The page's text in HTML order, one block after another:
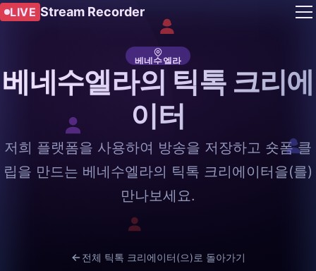
LIVE Stream Recorder
베네수엘라
베네수엘라의 틱톡 크리에
이터
저희 플랫폼을 사용하여 방송을 저장하고 숏폼 클
립을 만드는 베네수엘라의 틱톡 크리에이터을(를)
만나보세요.
전체 틱톡 크리에이터(으)로 돌아가기